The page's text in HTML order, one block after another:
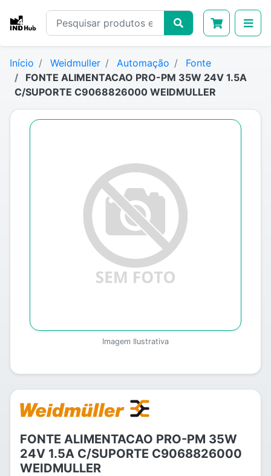
Início Weidmuller Automação
Fonte
FONTE ALIMENTACAO PRO-PM 35W 24V 1.5A
C/SUPORTE C9068826000 WEIDMULLER
Imagem Ilustrativa
FONTE ALIMENTACAO PRO-PM 35W
24V 1.5A C/SUPORTE C9068826000
WEIDMULLER